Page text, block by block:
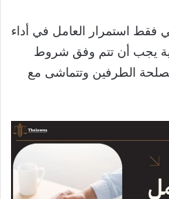
فقط استمرار العامل في أداء
يجب أن تتم وفق شروط
الطرفين وتتماشى مع